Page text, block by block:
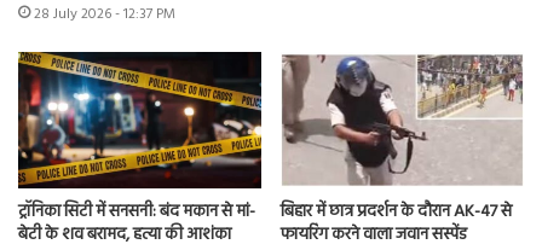
28 July 2026 - 12:37 PM
ट्रॉनिका सिटी में सनसनी: बंद मकान से मां-
बेटी के शव बरामद, हत्या की आशंका
बिहार में छात्र प्रदर्शन के दौरान AK-47 से
फायरिंग करने वाला जवान सस्पेंड